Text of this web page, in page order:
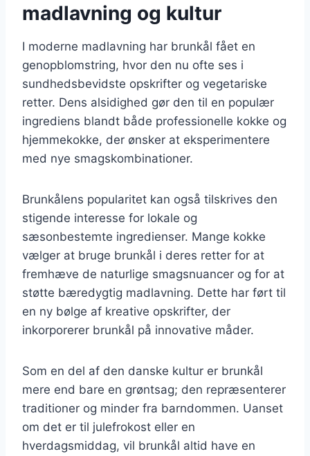
madlavning og kultur
I moderne madlavning har brunkål fået en
genopblomstring, hvor den nu ofte ses i
sundhedsbevidste opskrifter og vegetariske
retter. Dens alsidighed gør den til en populær
ingrediens blandt både professionelle kokke og
hjemmekokke, der ønsker at eksperimentere
med nye smagskombinationer.
Brunkålens popularitet kan også tilskrives den
stigende interesse for lokale og
sæsonbestemte ingredienser. Mange kokke
vælger at bruge brunkål i deres retter for at
fremhæve de naturlige smagsnuancer og for at
støtte bæredygtig madlavning. Dette har ført til
en ny bølge af kreative opskrifter, der
inkorporerer brunkål på innovative måder.
Som en del af den danske kultur er brunkål
mere end bare en grøntsag; den repræsenterer
traditioner og minder fra barndommen. Uanset
om det er til julefrokost eller en
hverdagsmiddag, vil brunkål altid have en